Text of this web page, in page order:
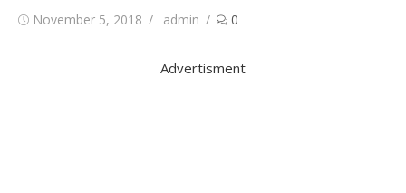
Posted
November 5, 2018 Author
admin 0
Advertisment